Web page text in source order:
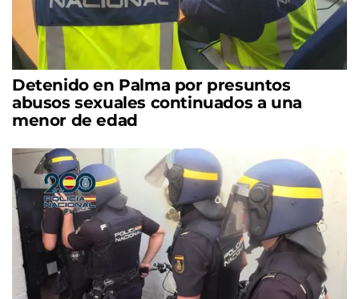
Detenido en Palma por presuntos
abusos sexuales continuados a una
menor de edad